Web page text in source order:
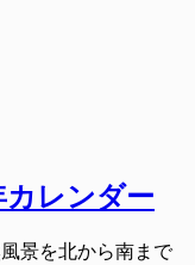
カレンダー
景を北から南まで